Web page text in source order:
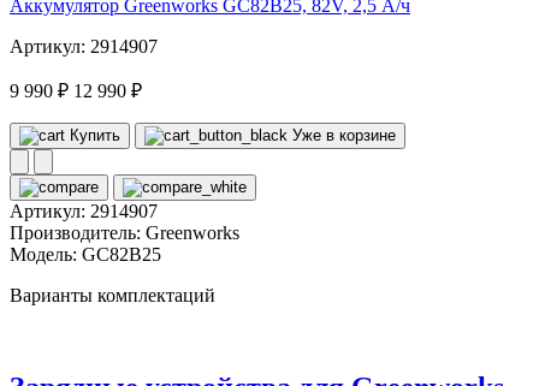
Аккумулятор Greenworks GC82B25, 82V, 2,5 А/ч
Артикул: 2914907
9 990 ₽ 12 990 ₽
Купить Уже в корзине
Артикул: 2914907
Производитель: Greenworks
Модель: GC82B25
Варианты комплектаций